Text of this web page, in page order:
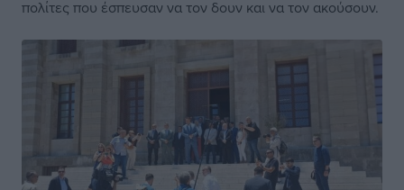
πολίτες που έσπευσαν να τον δουν και να τον ακούσουν.